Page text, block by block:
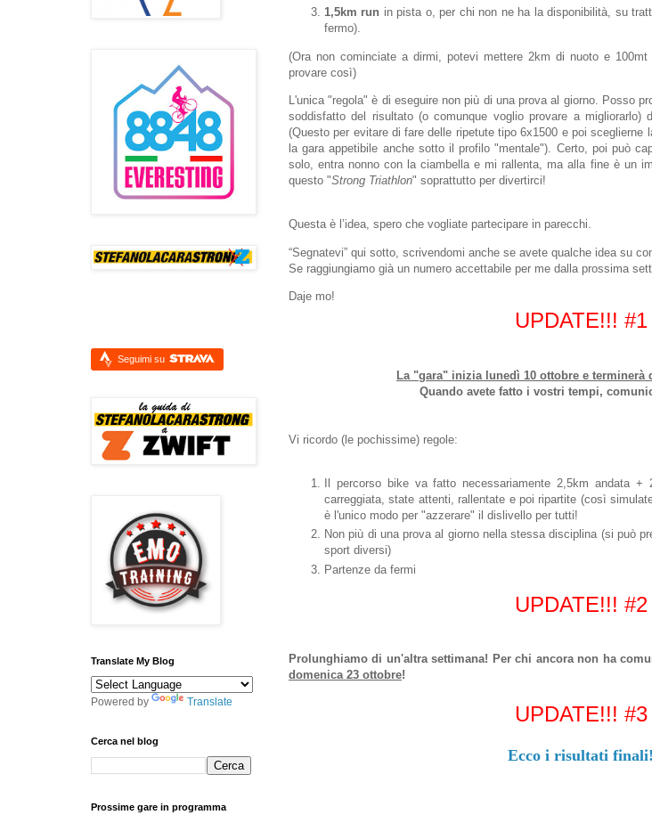
1,5km run in pista o, per chi non ne ha la disponibilità, su
fermo).
(Ora non cominciate a dirmi, potevi mettere 2km di nuoto e
provare così)
L'unica "regola" è di eseguire non più di una prova al giorno. Posso
soddisfatto del risultato (o comunque voglio provare a migliorarlo)
(Questo per evitare di fare delle ripetute tipo 6x1500 e poi sceglierne
la gara appetibile anche sotto il profilo "mentale"). Certo, poi può
solo, entra nonno con la ciambella e mi rallenta, ma alla fine è un
questo "Strong Triathlon" soprattutto per divertirci!
Questa è l’idea, spero che vogliate partecipare in parecchi.
“Segnatevi” qui sotto, scrivendomi anche se avete qualche idea su
Se raggiungiamo già un numero accettabile per me dalla prossima
Daje mo!
UPDATE!!! #1
La "gara" inizia lunedì 10 ottobre e terminerà
Quando avete fatto i vostri tempi,
Vi ricordo (le pochissime) regole:
Il percorso bike va fatto necessariamente 2,5km andata
carreggiata, state attenti, rallentate e poi ripartite (così
è l'unico modo per "azzerare" il dislivello per tutti!
Non più di una prova al giorno nella stessa disciplina (si può
sport diversi)
Partenze da fermi
UPDATE!!! #2
Prolunghiamo di un'altra settimana! Per chi ancora non ha
domenica 23 ottobre!
UPDATE!!! #3
Ecco i risultati finali!
Seguimi su
Translate My Blog
Powered by Translate
Cerca nel blog
Prossime gare in programma